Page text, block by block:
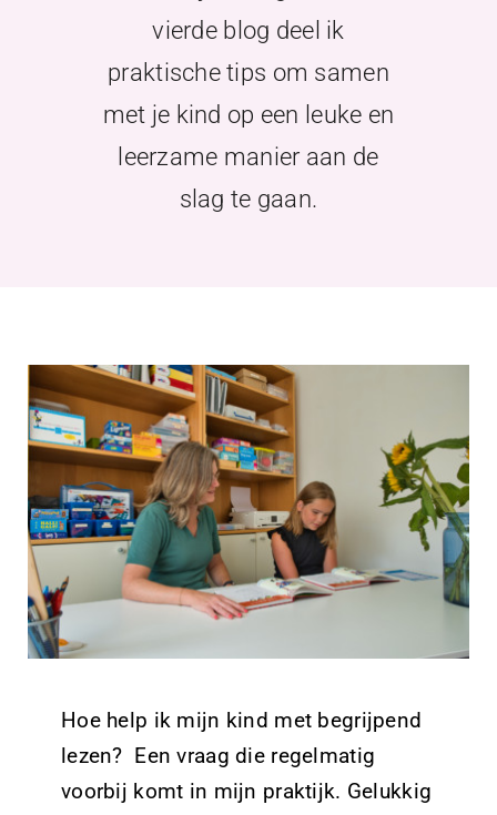
Contact
vierde blog deel ik
praktische tips om samen
met je kind op een leuke en
leerzame manier aan de
slag te gaan.
Hoe help ik mijn kind met begrijpend
lezen? Een vraag die regelmatig
voorbij komt in mijn praktijk. Gelukkig